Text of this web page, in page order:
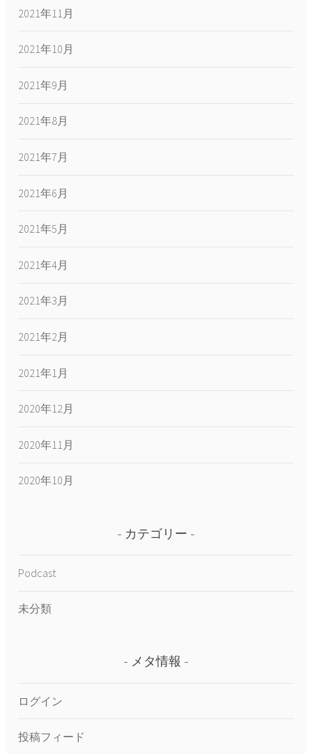
2021年11月
2021年10月
2021年9月
2021年8月
2021年7月
2021年6月
2021年5月
2021年4月
2021年3月
2021年2月
2021年1月
2020年12月
2020年11月
2020年10月
カテゴリー
Podcast
未分類
メタ情報
ログイン
投稿フィード